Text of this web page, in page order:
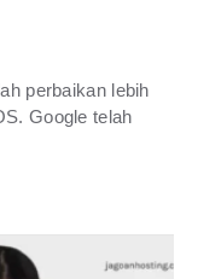
perbaikan lebih
Google telah